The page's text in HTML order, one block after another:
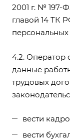
2001 г. № 197-
главой 14 ТК
4.2. Оператор
данные
трудовых
вести
вести